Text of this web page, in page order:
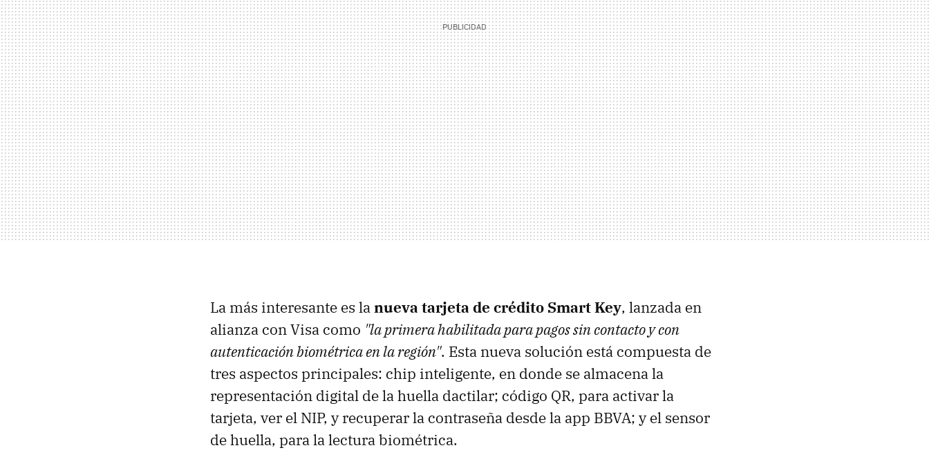
La más interesante es lanueva tarjeta de crédito Smart Key, lanzada en
alianza con Visa como "la primera habilitada para pagos sin contacto y con
autenticación biométrica en la región". Esta nueva solución está compuesta de
tres aspectos principales: chip inteligente, en donde se almacena la
representación digital de la huella dactilar; código QR, para activar la
tarjeta, ver el NIP, y recuperar la contraseña desde la app BBVA; y el sensor
de huella, para la lectura biométrica.